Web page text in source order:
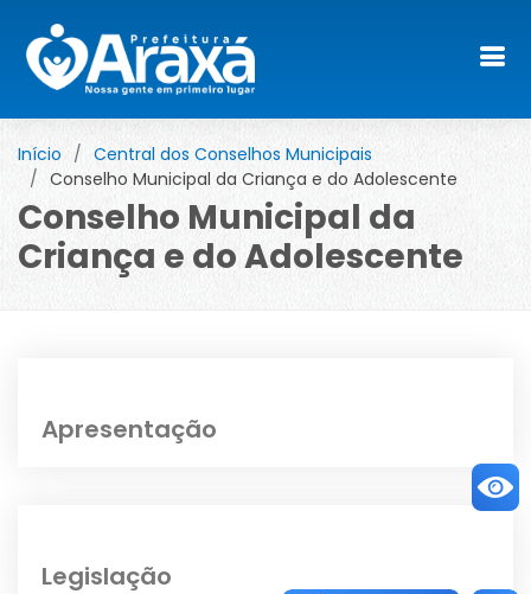
Início
Central dos Conselhos Municipais
Conselho Municipal da Criança e do Adolescente
Conselho Municipal da
Criança e do Adolescente
Apresentação
Legislação